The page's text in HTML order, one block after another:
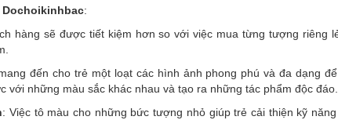
:
hàng sẽ được tiết kiệm hơn so với việc mua từng tượng riêng
đến cho trẻ một loạt các hình ảnh phong phú và đa dạng
những màu sắc khác nhau và tạo ra những tác phẩm độc đáo.
: Việc tô màu cho những bức tượng nhỏ giúp trẻ cải thiện kỹ